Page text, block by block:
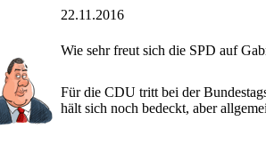
22.11.2016
Wie sehr freut sich die SPD auf
Für die CDU tritt bei der
hält sich noch bedeckt, aber